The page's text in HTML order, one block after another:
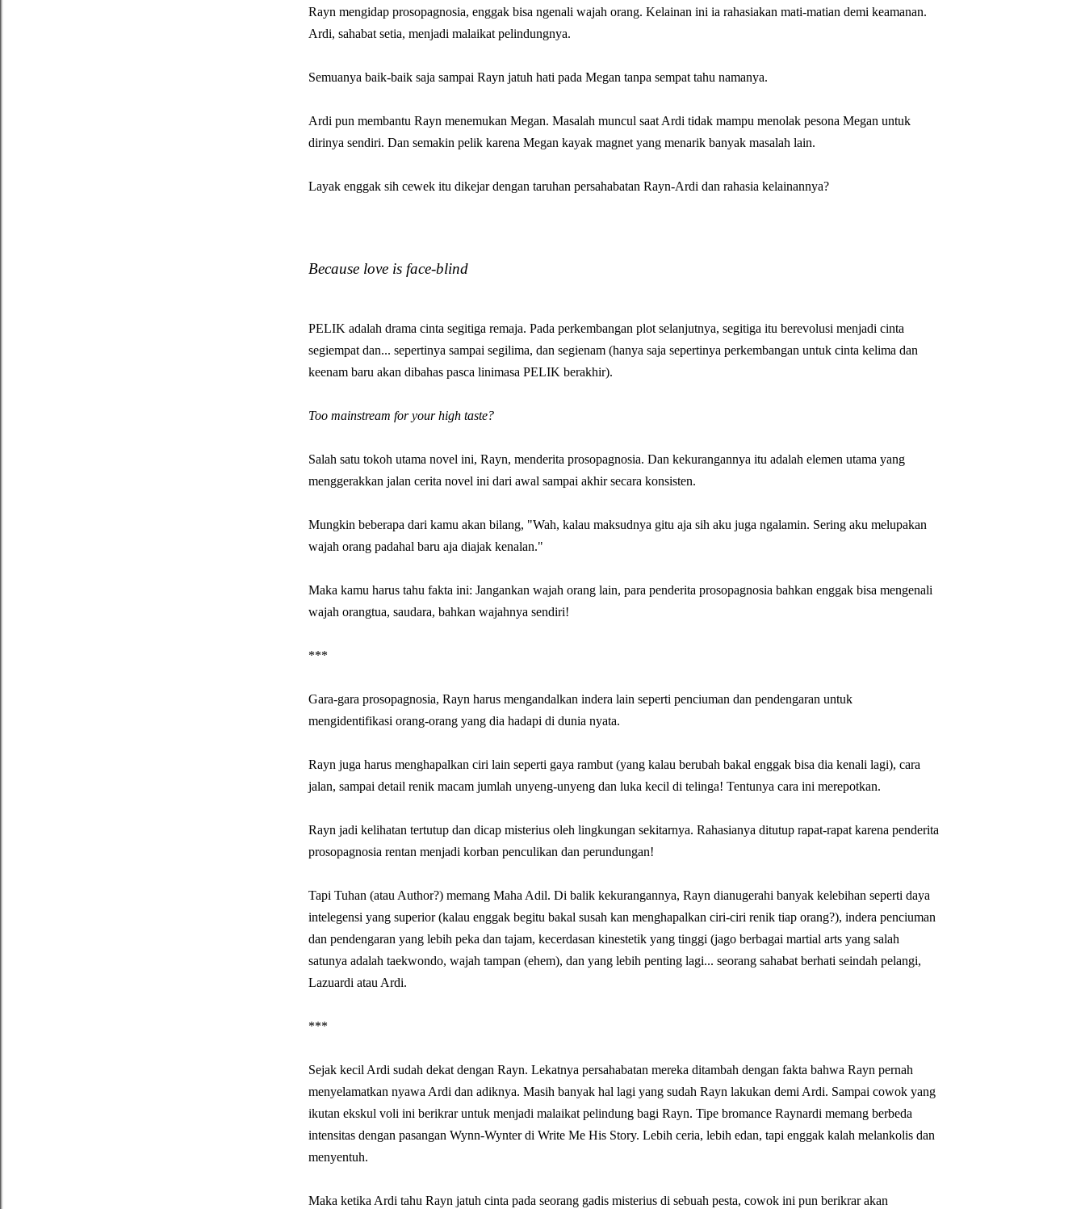
Rayn mengidap prosopagnosia, enggak bisa ngenali wajah orang. Kelainan ini ia rahasiakan mati-matian demi keamanan.
Ardi, sahabat setia, menjadi malaikat pelindungnya.
Semuanya baik-baik saja sampai Rayn jatuh hati pada Megan tanpa sempat tahu namanya.
Ardi pun membantu Rayn menemukan Megan. Masalah muncul saat Ardi tidak mampu menolak pesona Megan untuk
dirinya sendiri. Dan semakin pelik karena Megan kayak magnet yang menarik banyak masalah lain.
Layak enggak sih cewek itu dikejar dengan taruhan persahabatan Rayn-Ardi dan rahasia kelainannya?
Because love is face-blind
PELIK adalah drama cinta segitiga remaja. Pada perkembangan plot selanjutnya, segitiga itu berevolusi menjadi cinta
segiempat dan... sepertinya sampai segilima, dan segienam (hanya saja sepertinya perkembangan untuk cinta kelima dan
keenam baru akan dibahas pasca linimasa PELIK berakhir).
Too mainstream for your high taste?
Salah satu tokoh utama novel ini, Rayn, menderita prosopagnosia. Dan kekurangannya itu adalah elemen utama yang
menggerakkan jalan cerita novel ini dari awal sampai akhir secara konsisten.
Mungkin beberapa dari kamu akan bilang, "Wah, kalau maksudnya gitu aja sih aku juga ngalamin. Sering aku melupakan
wajah orang padahal baru aja diajak kenalan."
Maka kamu harus tahu fakta ini: Jangankan wajah orang lain, para penderita prosopagnosia bahkan enggak bisa mengenali
wajah orangtua, saudara, bahkan wajahnya sendiri!
***
Gara-gara prosopagnosia, Rayn harus mengandalkan indera lain seperti penciuman dan pendengaran untuk
mengidentifikasi orang-orang yang dia hadapi di dunia nyata.
Rayn juga harus menghapalkan ciri lain seperti gaya rambut (yang kalau berubah bakal enggak bisa dia kenali lagi), cara
jalan, sampai detail renik macam jumlah unyeng-unyeng dan luka kecil di telinga! Tentunya cara ini merepotkan.
Rayn jadi kelihatan tertutup dan dicap misterius oleh lingkungan sekitarnya. Rahasianya ditutup rapat-rapat karena penderita
prosopagnosia rentan menjadi korban penculikan dan perundungan!
Tapi Tuhan (atau Author?) memang Maha Adil. Di balik kekurangannya, Rayn dianugerahi banyak kelebihan seperti daya
intelegensi yang superior (kalau enggak begitu bakal susah kan menghapalkan ciri-ciri renik tiap orang?), indera penciuman
dan pendengaran yang lebih peka dan tajam, kecerdasan kinestetik yang tinggi (jago berbagai martial arts yang salah
satunya adalah taekwondo, wajah tampan (ehem), dan yang lebih penting lagi... seorang sahabat berhati seindah pelangi,
Lazuardi atau Ardi.
***
Sejak kecil Ardi sudah dekat dengan Rayn. Lekatnya persahabatan mereka ditambah dengan fakta bahwa Rayn pernah
menyelamatkan nyawa Ardi dan adiknya. Masih banyak hal lagi yang sudah Rayn lakukan demi Ardi. Sampai cowok yang
ikutan ekskul voli ini berikrar untuk menjadi malaikat pelindung bagi Rayn. Tipe bromance Raynardi memang berbeda
intensitas dengan pasangan Wynn-Wynter di Write Me His Story. Lebih ceria, lebih edan, tapi enggak kalah melankolis dan
menyentuh.
Maka ketika Ardi tahu Rayn jatuh cinta pada seorang gadis misterius di sebuah pesta, cowok ini pun berikrar akan